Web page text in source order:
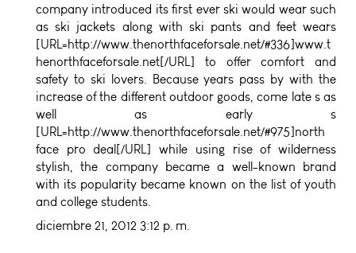
company introduced its first ever ski would wear such
as ski jackets along with ski pants and feet wears
[URL=http://www.thenorthfaceforsale.net/#336]www.t
henorthfaceforsale.net[/URL] to offer comfort and
safety to ski lovers. Because years pass by with the
increase of the different outdoor goods, come late s as
well as early s
[URL=http://www.thenorthfaceforsale.net/#975]north
face pro deal[/URL] while using rise of wilderness
stylish, the company became a well-known brand
with its popularity became known on the list of youth
and college students.
diciembre 21, 2012 3:12 p. m.